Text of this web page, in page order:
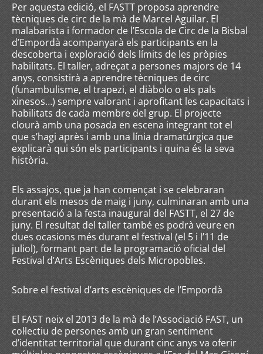
Per aquesta edició, el FASTT proposa aprendre
tècniques de circ de la mà de Marcel Aguilar. El
malabarista i formador de l’Escola de Circ de la Bisbal
d’Empordà acompanyarà els participants en la
descoberta i exploració dels límits de les pròpies
habilitats. El taller, adreçat a persones majors de 14
anys, consistirà a aprendre tècniques de circ
(funambulisme, el trapezi, el diàbolo o els pals
xinesos…) sempre valorant i aprofitant les capacitats i
habilitats de cada membre del grup. El projecte
clourà amb una posada en escena integrant tot el
que s’hagi après i amb una línia dramatúrgica que
explicarà qui són els participants i quina és la seva
història.
Els assajos, que ja han començat i se celebraran
durant els mesos de maig i juny, culminaran amb una
presentació a la festa inaugural del FASTT, el 27 de
juny. El resultat del taller també es podrà veure en
dues ocasions més durant el festival (el 5 i l’11 de
juliol), formant part de la programació oficial del
Festival d’Arts Escèniques dels Micropobles.
Sobre el festival d’arts escèniques de l’Empordà
El FAST neix el 2013 de la mà de l’Associació FAST, un
col·lectiu de persones amb un gran sentiment
d’identitat territorial que durant cinc anys va oferir